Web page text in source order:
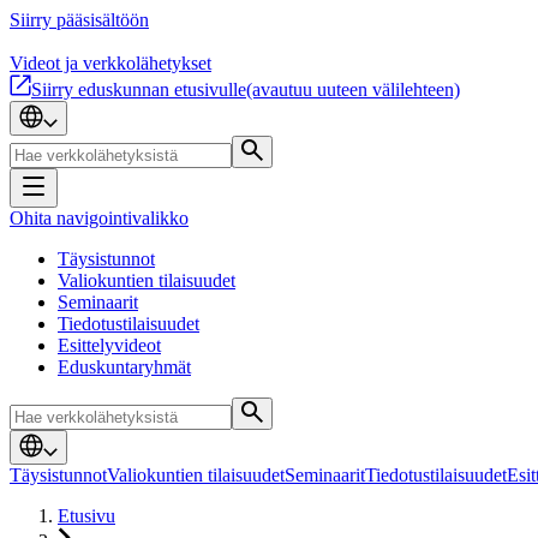
Siirry pääsisältöön
Videot ja verkkolähetykset
Siirry eduskunnan etusivulle(avautuu uuteen välilehteen)
Ohita navigointivalikko
Täysistunnot
Valiokuntien tilaisuudet
Seminaarit
Tiedotustilaisuudet
Esittelyvideot
Eduskuntaryhmät
TäysistunnotValiokuntien tilaisuudetSeminaaritTiedotustilaisuudet
Etusivu